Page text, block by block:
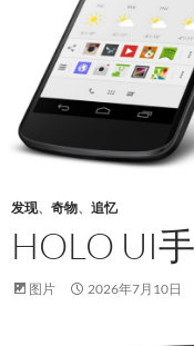
发现、 奇物、 追忆
HOLO UI
图片 2026年7月10日